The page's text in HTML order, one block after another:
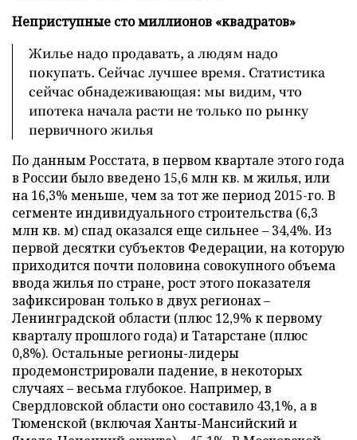
Неприступные сто миллионов «квадратов»
Жилье надо продавать, а людям надо
покупать. Сейчас лучшее время. Статистика
сейчас обнадеживающая: мы видим, что
ипотека начала расти не только по рынку
первичного жилья
По данным Росстата, в первом квартале этого года
в России было введено 15,6 млн кв. м жилья, или
на 16,3% меньше, чем за тот же период 2015-го. В
сегменте индивидуального строительства (6,3
млн кв. м) спад оказался еще сильнее – 34,4%. Из
первой десятки субъектов Федерации, на которую
приходится почти половина совокупного объема
ввода жилья по стране, рост этого показателя
зафиксирован только в двух регионах –
Ленинградской области (плюс 12,9% к первому
кварталу прошлого года) и Татарстане (плюс
0,8%). Остальные регионы-лидеры
продемонстрировали падение, в некоторых
случаях – весьма глубокое. Например, в
Свердловской области оно составило 43,1%, а в
Тюменской (включая Ханты-Мансийский и